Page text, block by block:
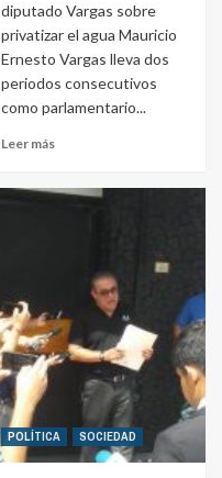
diputado Vargas sobre
privatizar el agua Mauricio
Ernesto Vargas lleva dos
periodos consecutivos
como parlamentario...
Leer más
POLÍTICA SOCIEDAD